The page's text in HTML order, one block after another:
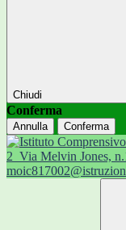
Chiudi
Conferma
Annulla Conferma
2 Via Melvin Jones,